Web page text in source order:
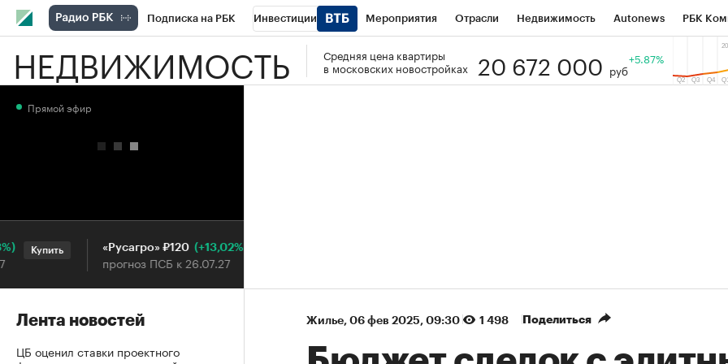
Подписка на РБК Инвестиции Мероприятия Отрасли Недвижимость Autonews РБК
РБК Вино Спорт Школа управления РБК РБК Образование Тренды
НЕДВИЖИМОСТЬ
Средняя цена квартиры
в московских новостройках
20 672 000 руб
+5.87%
Жилье⁠, 06 фев 2025, 09:30 1 498 Поделиться
Прямой эфир
Купить «Русагро» ₽120 (+13,02%)
прогноз ПСБ к 26.07.27
Купить
Лента новостей
ЦБ оценил ставки проектного